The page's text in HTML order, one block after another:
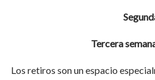
Tercera
Los retiros son un espacio